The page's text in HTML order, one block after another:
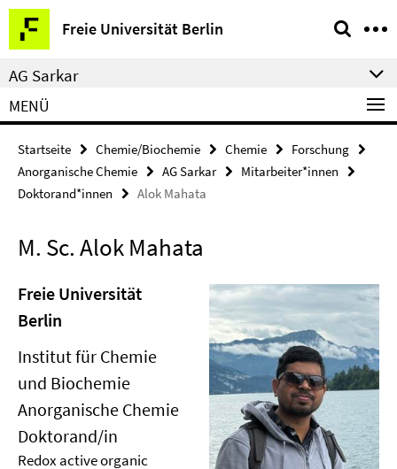
Springe
direkt
zu
Inhalt
Freie Universität Berlin
Service-
Navigation
AG Sarkar
MENÜ
Startseite Chemie/Biochemie Chemie
Forschung
Anorganische Chemie
AG Sarkar
Mitarbeiter*innen
Doktorand*innen
Alok Mahata
M. Sc. Alok Mahata
Freie Universität
Berlin
Institut für Chemie
und Biochemie
Anorganische Chemie
Doktorand/in
Redox active organic